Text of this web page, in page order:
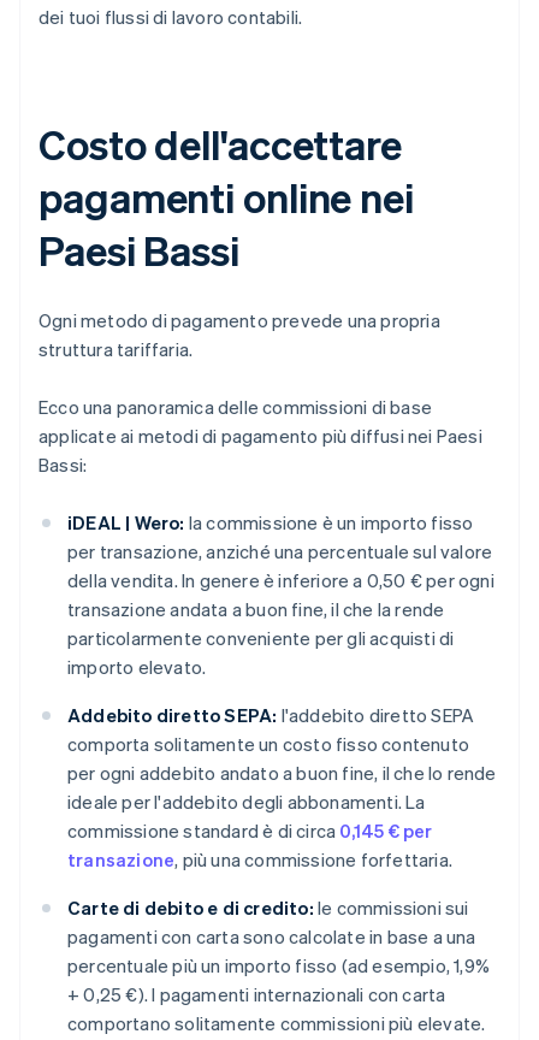
dei tuoi flussi di lavoro contabili.
Costo dell'accettare
pagamenti online nei
Paesi Bassi
Ogni metodo di pagamento prevede una propria
struttura tariffaria.
Ecco una panoramica delle commissioni di base
applicate ai metodi di pagamento più diffusi nei Paesi
Bassi:
iDEAL | Wero: la commissione è un importo fisso
per transazione, anziché una percentuale sul valore
della vendita. In genere è inferiore a 0,50 € per ogni
transazione andata a buon fine, il che la rende
particolarmente conveniente per gli acquisti di
importo elevato.
Addebito diretto SEPA: l'addebito diretto SEPA
comporta solitamente un costo fisso contenuto
per ogni addebito andato a buon fine, il che lo rende
ideale per l'addebito degli abbonamenti. La
commissione standard è di circa 0,145 € per
transazione, più una commissione forfettaria.
Carte di debito e di credito: le commissioni sui
pagamenti con carta sono calcolate in base a una
percentuale più un importo fisso (ad esempio, 1,9%
+ 0,25 €). I pagamenti internazionali con carta
comportano solitamente commissioni più elevate.